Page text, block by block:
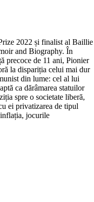
2022 și finalist al Baillie
and Biography. În
precoce de 11 ani, Pionier
la dispariția celui mai dur
din lume: cel al lui
ca dărâmarea statuilor
spre o societate liberă,
ei privatizarea de tipul
jocurile